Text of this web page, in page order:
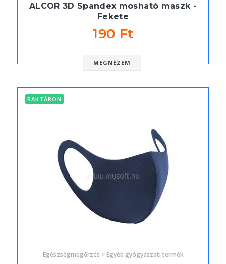
ALCOR 3D Spandex mosható maszk -
Fekete
190 Ft
MEGNÉZEM
RAKTÁRON
Egészségmegőrzés > Egyéb gyógyászati termék